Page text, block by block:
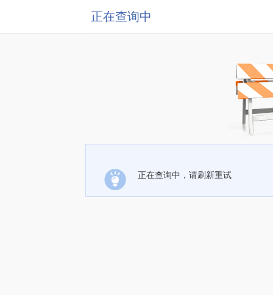
正在查询中
正在查询中，请刷新重试